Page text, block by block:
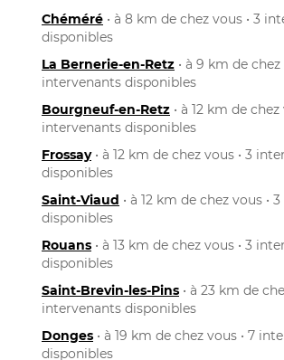
Chéméré • à 8 km de chez vous • 3
disponibles
La Bernerie-en-Retz • à 9 km de chez
intervenants disponibles
Bourgneuf-en-Retz • à 12 km de chez
intervenants disponibles
Frossay• à 12 km de chez vous • 3
disponibles
Saint-Viaud • à 12 km de chez vous •
disponibles
Rouans • à 13 km de chez vous • 3
disponibles
Saint-Brevin-les-Pins • à 23 km de
intervenants disponibles
Donges • à 19 km de chez vous • 7
disponibles